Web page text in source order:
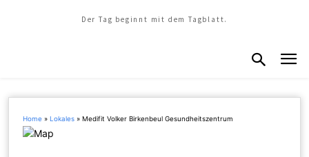
Der Tag beginnt mit dem Tagblatt.
Home »Lokales »Medifit Volker Birkenbeul Gesundheitszentrum